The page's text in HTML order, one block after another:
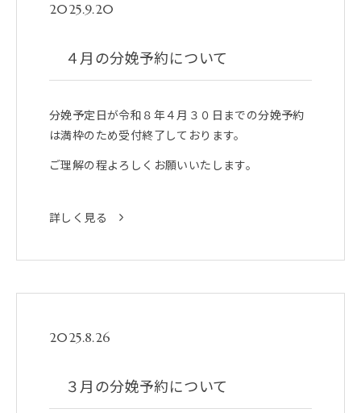
2025.9.20
４月の分娩予約について
分娩予定日が令和８年４月３０日までの分娩予約
は満枠のため受付終了しております。
ご理解の程よろしくお願いいたします。
詳しく見る
2025.8.26
３月の分娩予約について